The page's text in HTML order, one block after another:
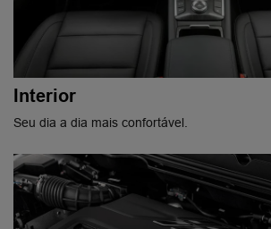
Interior
Seu dia a dia mais confortável.